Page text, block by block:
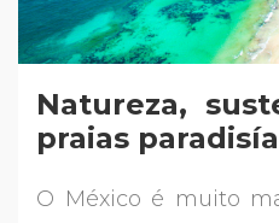
Natureza,
praias
O México é muito